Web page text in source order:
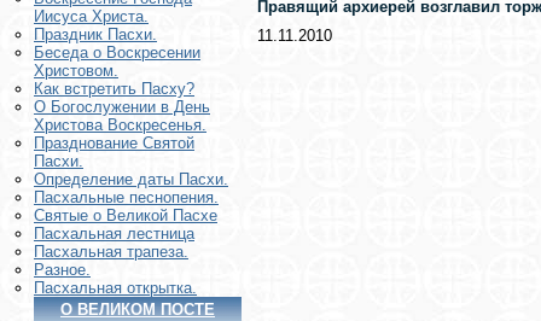
Иисуса Христа.
Праздник Пасхи.
Беседа о Воскресении
Христовом.
Как встретить Пасху?
О Богослужении в День
Христова Воскресенья.
Празднование Святой
Пасхи.
Определение даты Пасхи.
Пасхальные песнопения.
Святые о Великой Пасхе
Пасхальная лестница
Пасхальная трапеза.
Разное.
Пасхальная открытка.
О ВЕЛИКОМ ПОСТЕ
Правящий архиерей возглавил
11.11.2010